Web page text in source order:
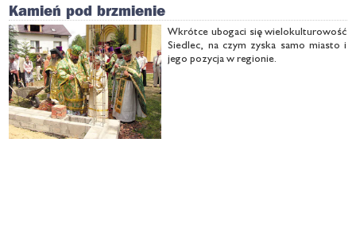
Kamień pod brzmienie
Wkrót­ce ubo­ga­ci się wie­lo­kul­tu­ro­wość
Sie­dlec, na czym zy­ska sa­mo mia­sto i
je­go po­zy­cja w re­gio­nie.